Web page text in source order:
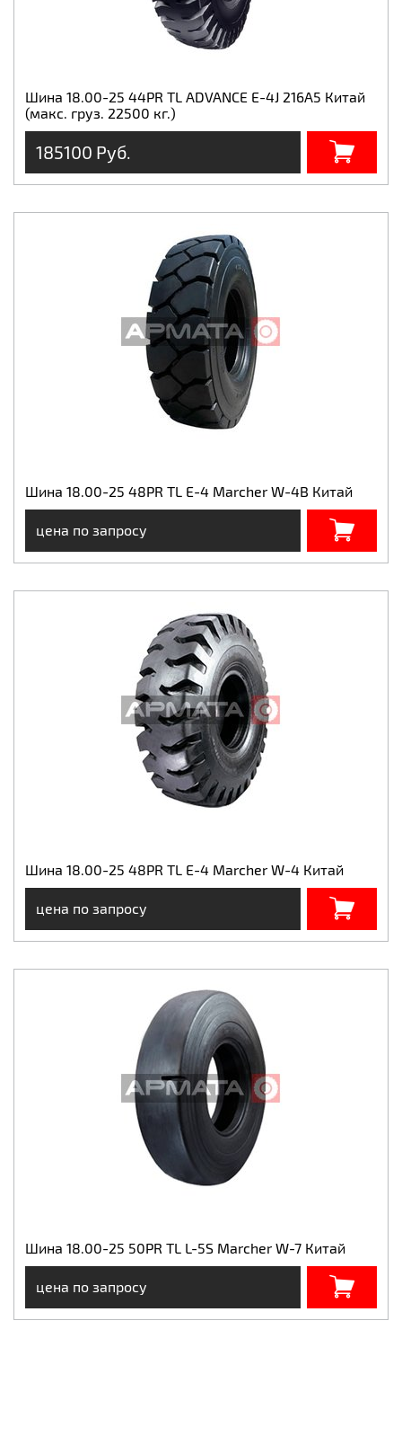
Шина 18.00-25 44PR TL ADVANCE E-4J 216А5 Китай
(макс. груз. 22500 кг.)
185100 Руб.
Шина 18.00-25 48PR TL E-4 Marcher W-4B Китай
цена по запросу
Шина 18.00-25 48PR TL E-4 Marcher W-4 Китай
цена по запросу
Шина 18.00-25 50PR TL L-5S Marcher W-7 Китай
цена по запросу